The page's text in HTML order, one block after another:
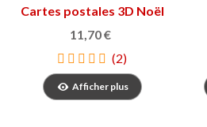
Cartes postales 3D Noël
11,70 €
(2)
Afficher plus